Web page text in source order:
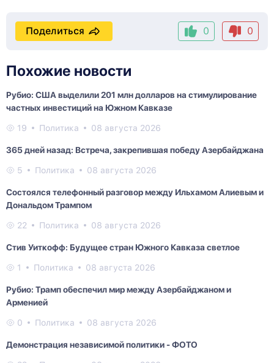
0 0
Поделиться
Похожие новости
Рубио: США выделили 201 млн долларов на стимулирование
частных инвестиций на Южном Кавказе
19 Политика 08 августа 2026
365 дней назад: Встреча, закрепившая победу Азербайджана
5 Политика 08 августа 2026
Состоялся телефонный разговор между Ильхамом Алиевым и
Дональдом Трампом
22 Политика 08 августа 2026
Стив Уиткофф: Будущее стран Южного Кавказа светлое
1 Политика 08 августа 2026
Рубио: Трамп обеспечил мир между Азербайджаном и
Арменией
0 Политика 08 августа 2026
Демонстрация независимой политики - ФОТО